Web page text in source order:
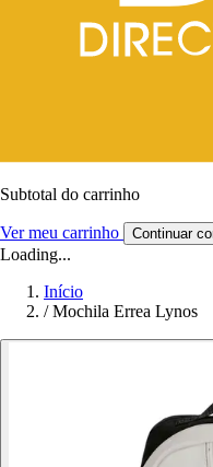
Subtotal do carrinho
Ver meu carrinho Continuar
Loading...
Início
/ Mochila Errea Lynos